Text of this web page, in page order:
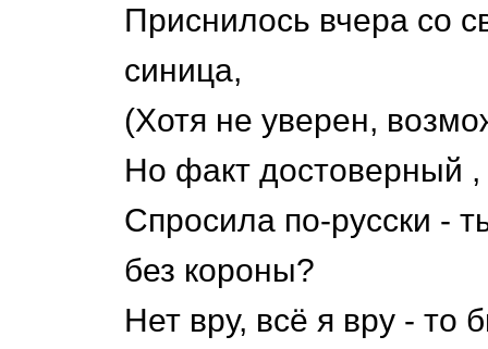
Приснилось вчера со
синица,
(Хотя не уверен,
Но факт достоверный
Спросила по-русски -
без короны?
Нет вру, всё я вру - то